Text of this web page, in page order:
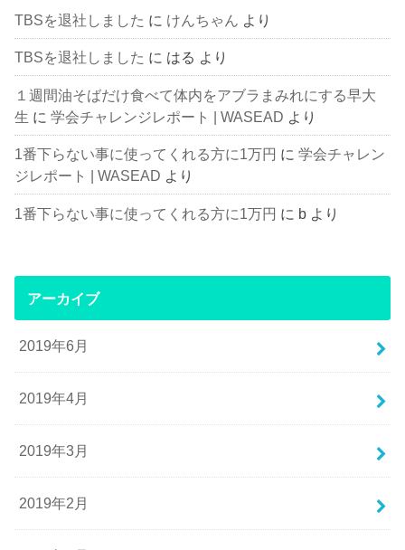
TBSを退社しました に けんちゃん より
TBSを退社しました に はる より
１週間油そばだけ食べて体内をアブラまみれにする早大
生 に学会チャレンジレポート | WASEAD より
1番下らない事に使ってくれる方に1万円 に学会チャレン
ジレポート | WASEAD より
1番下らない事に使ってくれる方に1万円 に b より
アーカイブ
2019年6月
2019年4月
2019年3月
2019年2月